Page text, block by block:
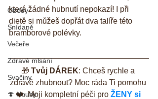
Obědy
Snídaně
Večeře
Zdravé mlsání
Svačiny
🍄 Houby
která žádné hubnutí nepokazí! I při
dietě si můžeš dopřát dva talíře této
bramborové polévky.
🎁 Tvůj DÁREK: Chceš rychle a
zdravě zhubnout? Moc ráda Ti pomohu
❤️. Moji kompletní péči pro ŽENY si